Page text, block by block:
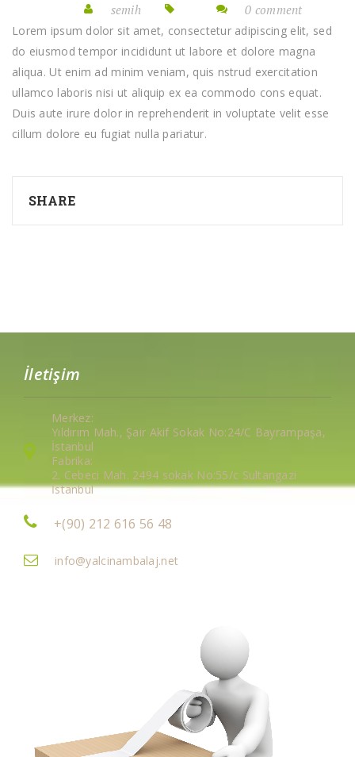
semih 0 comment
Lorem ipsum dolor sit amet, consectetur adipiscing elit, sed
do eiusmod tempor incididunt ut labore et dolore magna
aliqua. Ut enim ad minim veniam, quis nstrud exercitation
ullamco laboris nisi ut aliquip ex ea commodo cons equat.
Duis aute irure dolor in reprehenderit in voluptate velit esse
cillum dolore eu fugiat nulla pariatur.
SHARE
İletişim
Merkez:
Yıldırım Mah., Şair Akif Sokak No:24/C Bayrampaşa,
İstanbul
Fabrika:
2. Cebeci Mah. 2494 sokak No:55/c Sultangazi
İstanbul
+(90) 212 616 56 48
info@yalcinambalaj.net